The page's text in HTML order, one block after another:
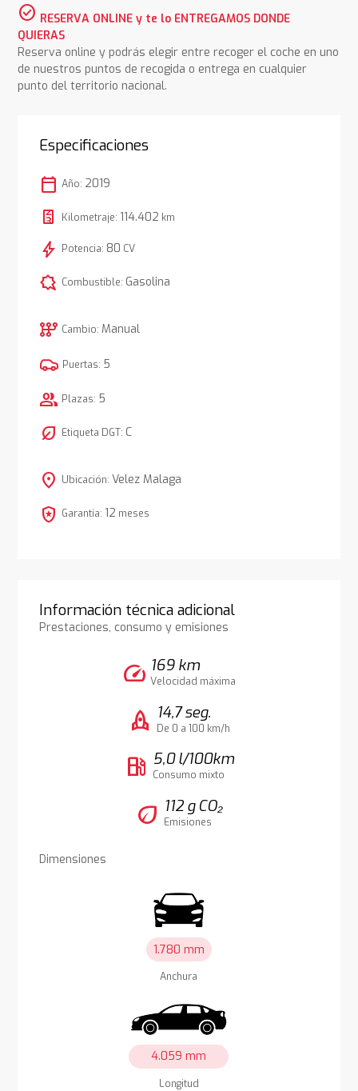
check_circle RESERVA ONLINE y te lo ENTREGAMOS DONDE
QUIERAS
Reserva online y podrás elegir entre recoger el coche en uno
de nuestros puntos de recogida o entrega en cualquier
punto del territorio nacional.
Especificaciones
calendar_today Año: 2019
Kilometraje: 114.402 km
bolt Potencia: 80 CV
comic_bubble Combustible: Gasolina
auto_transmission Cambio: Manual
Puertas: 5
group Plazas: 5
nest_eco_leaf Etiqueta DGT: C
location_on Ubicación: Velez Malaga
local_police Garantía: 12 meses
Información técnica adicional
Prestaciones, consumo y emisiones
speed 169 km
Velocidad máxima
rocket 14,7 seg.
De 0 a 100 km/h
local_gas_station 5,0 l/100km
Consumo mixto
eco 112 g CO₂
Emisiones
Dimensiones
1.780 mm
Anchura
4.059 mm
Longitud